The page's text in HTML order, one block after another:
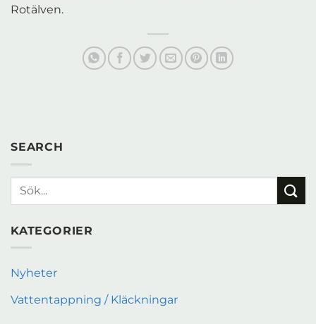
Rotälven.
SEARCH
KATEGORIER
Nyheter
Vattentappning / Kläckningar